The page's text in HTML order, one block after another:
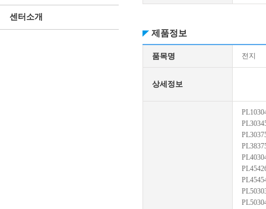
센터소개
제품정보
품목명 전지
상세정보